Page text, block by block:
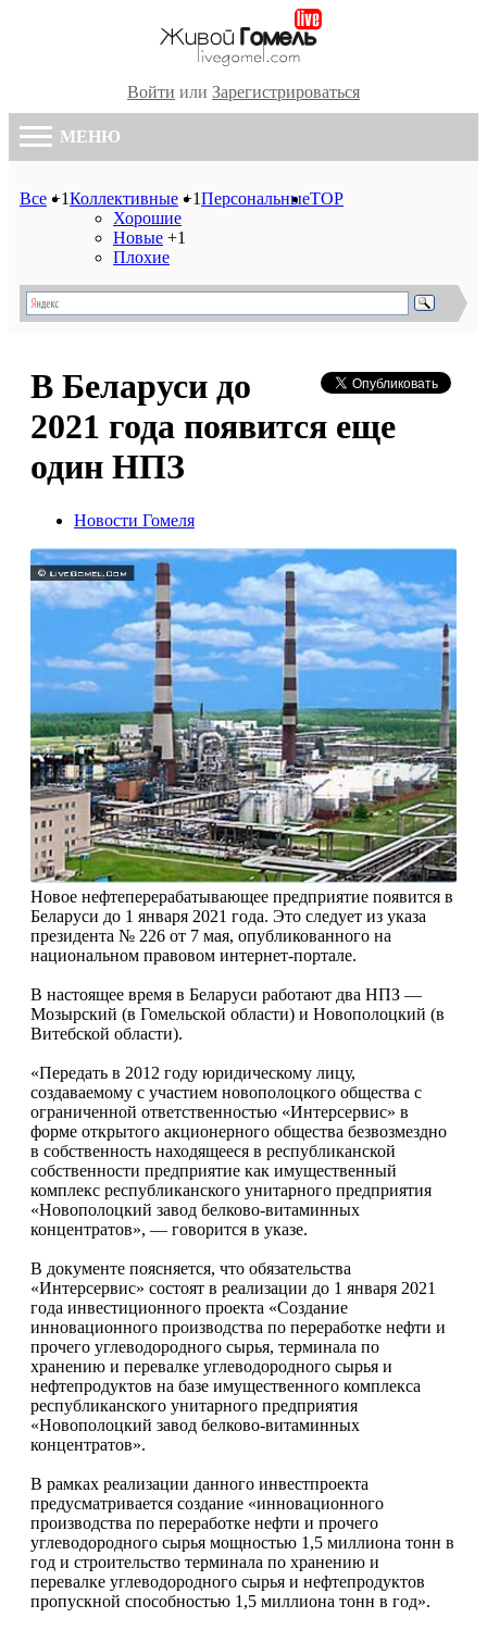
Войти или Зарегистрироваться
МЕНЮ
Все +1Коллективные +1
Хорошие
Новые +1
Плохие
ПерсональныеTOP
В Беларуси до
2021 года появится еще
один НПЗ
Новости Гомеля
Новое нефтеперерабатывающее предприятие появится в
Беларуси до 1 января 2021 года. Это следует из указа
президента № 226 от 7 мая, опубликованного на
национальном правовом интернет-портале.
В настоящее время в Беларуси работают два НПЗ —
Мозырский (в Гомельской области) и Новополоцкий (в
Витебской области).
«Передать в 2012 году юридическому лицу,
создаваемому с участием новополоцкого общества с
ограниченной ответственностью «Интерсервис» в
форме открытого акционерного общества безвозмездно
в собственность находящееся в республиканской
собственности предприятие как имущественный
комплекс республиканского унитарного предприятия
«Новополоцкий завод белково-витаминных
концентратов», — говорится в указе.
В документе поясняется, что обязательства
«Интерсервис» состоят в реализации до 1 января 2021
года инвестиционного проекта «Создание
инновационного производства по переработке нефти и
прочего углеводородного сырья, терминала по
хранению и перевалке углеводородного сырья и
нефтепродуктов на базе имущественного комплекса
республиканского унитарного предприятия
«Новополоцкий завод белково-витаминных
концентратов».
В рамках реализации данного инвестпроекта
предусматривается создание «инновационного
производства по переработке нефти и прочего
углеводородного сырья мощностью 1,5 миллиона тонн в
год и строительство терминала по хранению и
перевалке углеводородного сырья и нефтепродуктов
пропускной способностью 1,5 миллиона тонн в год».